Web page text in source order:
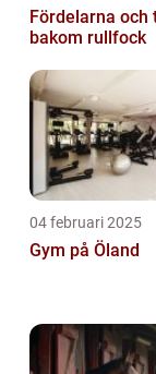
Fördelarna och
bakom rullfock
04 februari 2025
Gym på Öland